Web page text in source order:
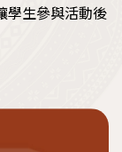
學生參與活動後